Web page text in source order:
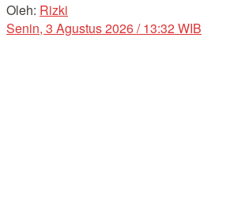
Oleh: Rizki
Senin, 3 Agustus 2026 / 13:32 WIB